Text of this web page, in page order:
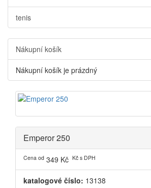
tenis
Nákupní košík
Nákupní košík je prázdný
Emperor 250
Cena od 349 Kč Kč s DPH
katalogové číslo: 13138